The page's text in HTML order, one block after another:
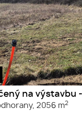
na výstavbu
2056 m2